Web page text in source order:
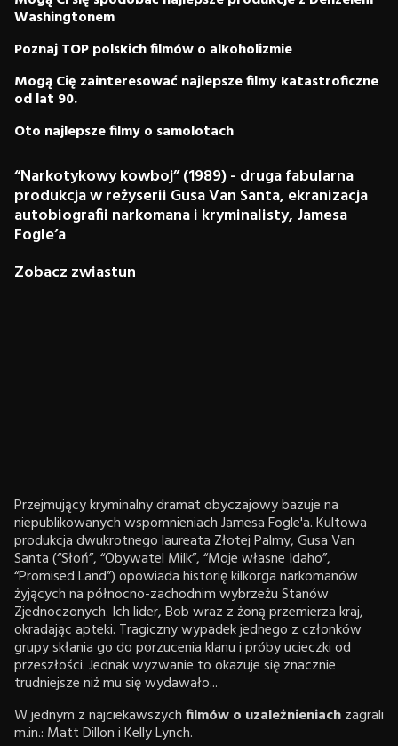
Washingtonem
Poznaj TOP polskich filmów o alkoholizmie
Mogą Cię zainteresować najlepsze filmy katastroficzne
od lat 90.
Oto najlepsze filmy o samolotach
“Narkotykowy kowboj” (1989) - druga fabularna
produkcja w reżyserii Gusa Van Santa, ekranizacja
autobiografii narkomana i kryminalisty, Jamesa
Fogle’a
Zobacz zwiastun
Przejmujący kryminalny dramat obyczajowy bazuje na
niepublikowanych wspomnieniach Jamesa Fogle'a. Kultowa
produkcja dwukrotnego laureata Złotej Palmy, Gusa Van
Santa (“Słoń”, “Obywatel Milk”, “Moje własne Idaho”,
“Promised Land”) opowiada historię kilkorga narkomanów
żyjących na północno-zachodnim wybrzeżu Stanów
Zjednoczonych. Ich lider, Bob wraz z żoną przemierza kraj,
okradając apteki. Tragiczny wypadek jednego z członków
grupy skłania go do porzucenia klanu i próby ucieczki od
przeszłości. Jednak wyzwanie to okazuje się znacznie
trudniejsze niż mu się wydawało...
W jednym z najciekawszychfilmów o uzależnieniachzagrali
m.in.: Matt Dillon i Kelly Lynch.